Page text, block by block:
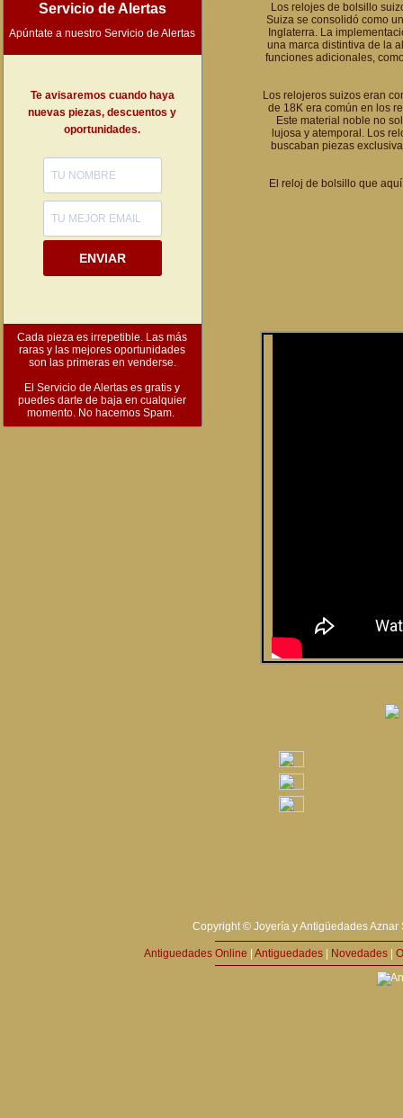
Servicio de Alertas
Apúntate a nuestro Servicio de Alertas
Te avisaremos cuando haya
nuevas piezas, descuentos y
oportunidades.
ENVIAR
Cada pieza es irrepetible. Las más
raras y las mejores oportunidades
son las primeras en venderse.
El Servicio de Alertas es gratis y
puedes darte de baja en cualquier
momento. No hacemos Spam.
Los relojes de bolsillo
Suiza se consolidó como
Inglaterra. La
una marca distintiva de la
funciones adicionales,
Los relojeros suizos eran
de 18K era común en los
Este material noble no
lujosa y atemporal. Los
buscaban piezas
El reloj de bolsillo que
Copyright © Joyería y Antigüedades
Antiguedades Online Antiguedades Novedades